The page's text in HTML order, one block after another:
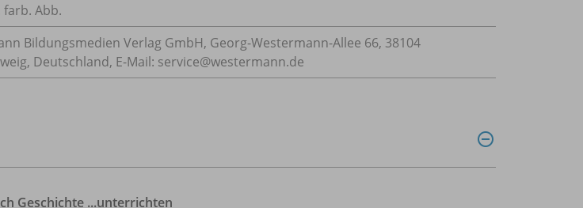
farb. Abb.
Bildungsmedien Verlag GmbH, Georg-Westermann-Allee 66, 38104
Deutschland, E-Mail: service@westermann.de
Geschichte ...unterrichten